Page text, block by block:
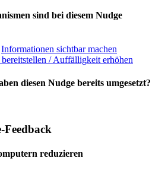
sind bei diesem Nudge
Informationen sichtbar machen
/ Auffälligkeit erhöhen
diesen Nudge bereits umgesetzt?
Feedback
reduzieren